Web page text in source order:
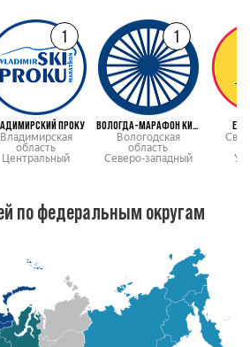
1
ПРОКУ
Владимирская
область
Центральный
1
ВОЛОГДА-МАРАФОН КИРИКИ-УЛИТА
Вологодская
область
Северо-западный
по федеральным округам